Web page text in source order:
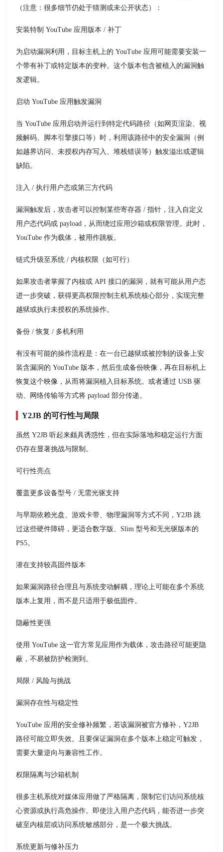
（注意：很多细节仍处于猜测或未公开状态）：
安装特制 YouTube 应用版本 / 补丁
为启动漏洞利用，目标主机上的 YouTube 应用可能需要安装一
个带有补丁或特定版本的变种。这个版本包含被植入的漏洞触
发逻辑。
启动 YouTube 应用触发漏洞
当 YouTube 应用启动并运行到特定代码路径（如网页渲染、视
频解码、脚本引擎接口等）时，利用该路径中的安全漏洞（例
如越界访问、未授权内存写入、堆栈错误等）触发溢出或逻辑
缺陷。
注入 / 执行用户态或第三方代码
漏洞触发后，攻击者可以控制某些寄存器 / 指针，注入自定义
用户态代码或 payload，从而绕过应用沙箱或权限管理。此时，
YouTube 作为载体，被用作跳板。
链式升级至系统 / 内核权限（如可行）
如果攻击者掌握了内核或 API 接口的漏洞，就有可能从用户态
进一步突破，获得更高权限控制主机系统核心部分，实现完整
越狱或执行未授权的系统操作。
备份 / 恢复 / 多机利用
有没有可能的操作流程是：在一台已越狱或被控制的设备上安
装含漏洞的 YouTube 版本，然后生成备份映像，再在目标机上
恢复这个映像，从而将漏洞植入目标系统。或者通过 USB 驱
动、网络传输等方式将 payload 部分传递。
Y2JB 的可行性与局限
虽然 Y2JB 听起来颇具诱惑性，但在实际落地和稳定运行方面
仍存在显著挑战与限制。
可行性亮点
覆盖更多设备型号 / 无需光驱支持
与早期依赖光盘、游戏卡带、物理漏洞等方式不同，Y2JB 跳
过这些硬件障碍，更适合数字版、Slim 型号和无光驱版本的
PS5。
潜在支持较高固件版本
如果漏洞路径合理且与系统变动解耦，理论上可能在多个系统
版本上复用，而不是只适用于极低固件。
隐蔽性更强
使用 YouTube 这一官方常见应用作为载体，攻击路径可能更隐
蔽，不易被防护检测到。
局限 / 风险与挑战
漏洞存在性与稳定性
YouTube 应用的安全修补频繁，若该漏洞被官方修补，Y2JB
路径可能立即失效。且要保证漏洞在多个版本上稳定可触发，
需要大量逆向与兼容性工作。
权限隔离与沙箱机制
很多主机系统对媒体应用做了严格隔离，限制它们访问系统核
心资源或执行高危操作。即使注入用户态代码，能否进一步突
破至内核层或访问系统敏感部分，是一个极大挑战。
系统更新与修补压力